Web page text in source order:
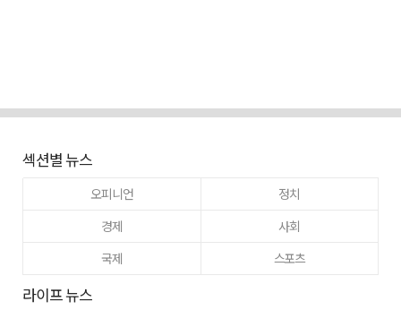
섹션별 뉴스
오피니언
정치
경제
사회
국제
스포츠
라이프 뉴스